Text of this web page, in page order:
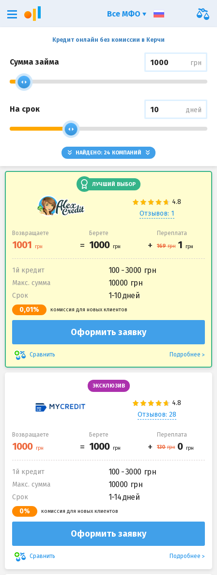
Кредит онлайн без комиссии в Керчи
Сумма займа грн
На срок дней
НАЙДЕНО: 24 КОМПАНИЙ
ЛУЧШИЙ ВЫБОР
Отзывов: 1
Возвращаете Берете Переплата
1й кредит 100 - 3000
Макс. сумма 10000
Срок 1-10 дней
0,01% комиссия для новых клиентов
Оформить заявку
Сравнить Подробнее
ЭКСКЛЮЗИВ
Отзывов: 28
Возвращаете Берете Переплата
1й кредит 100 - 3000
Макс. сумма 10000
Срок 1-14 дней
0% комиссия для новых клиентов
Оформить заявку
Сравнить Подробнее
Все МФО